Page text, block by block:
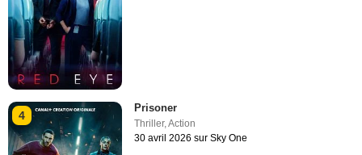
4
Prisoner
Thriller,Action
30 avril 2026 sur Sky One